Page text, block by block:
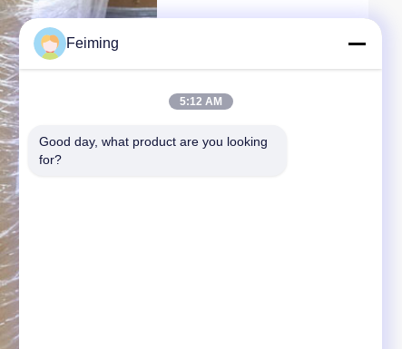
Feiming
5:12 AM
Good day, what product are you looking
for?